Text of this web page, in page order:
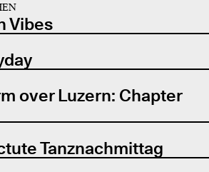
Vibes
over Luzern: Chapter
Tanznachmittag